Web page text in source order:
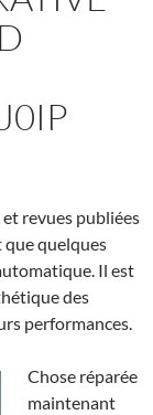
revues publiées
que quelques
Il est
des
performances.
Chose réparée
maintenant